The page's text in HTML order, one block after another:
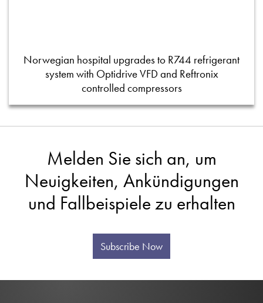
Norwegian hospital upgrades to R744 refrigerant
system with Optidrive VFD and Reftronix
controlled compressors
Melden Sie sich an, um
Neuigkeiten, Ankündigungen
und Fallbeispiele zu erhalten
Subscribe Now